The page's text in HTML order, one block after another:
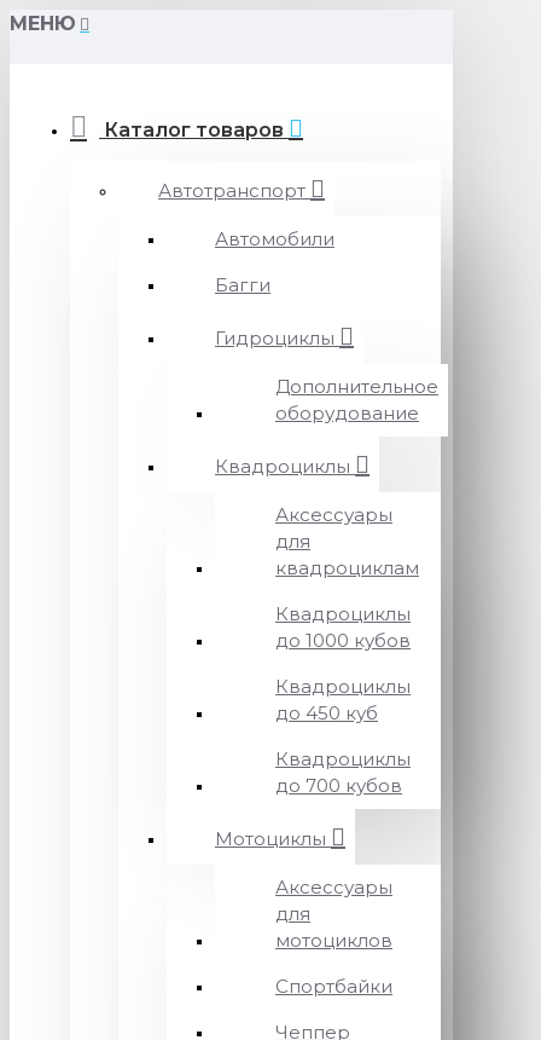
МЕНЮ
Каталог товаров
Автотранспорт
Автомобили
Багги
Гидроциклы
Дополнительное
оборудование
Квадроциклы
Аксессуары
для
квадроциклам
Квадроциклы
до 1000 кубов
Квадроциклы
до 450 куб
Квадроциклы
до 700 кубов
Мотоциклы
Аксессуары
для
мотоциклов
Спортбайки
Чеппер